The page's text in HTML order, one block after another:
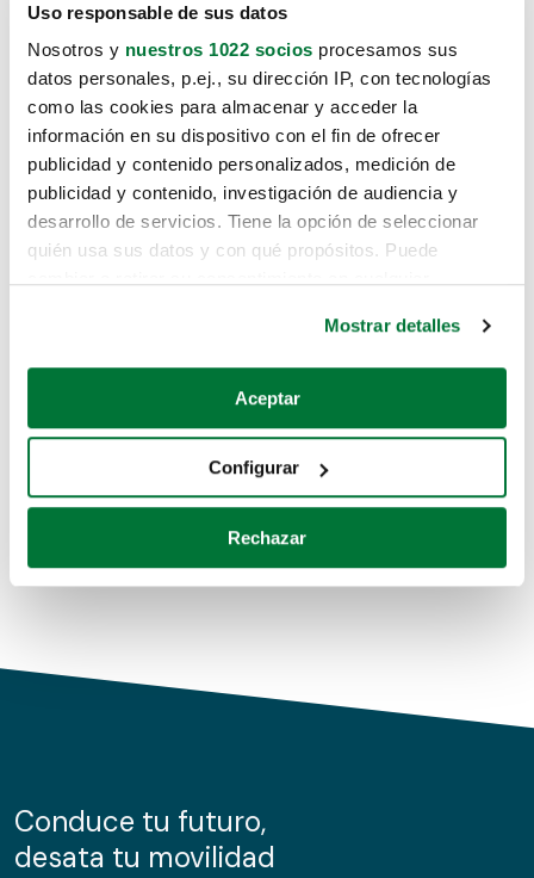
Uso responsable de sus datos
Nosotros y nuestros 1022 socios procesamos sus
datos personales, p.ej., su dirección IP, con tecnologías
como las cookies para almacenar y acceder la
información en su dispositivo con el fin de ofrecer
publicidad y contenido personalizados, medición de
publicidad y contenido, investigación de audiencia y
desarrollo de servicios. Tiene la opción de seleccionar
quién usa sus datos y con qué propósitos. Puede
Si lo permite, también quisiéramos:
Recopilar información sobre su ubicación geográfica
Identificar su dispositivo analizándolo activamente
para buscar características específicas (huellas
Obtenga más información sobre cómo se procesan sus
de cookies.
información sobre el uso que haga del sitio web con
nuestros partners de redes sociales, publicidad y análisis
Mostrar detalles
Aceptar
Configurar
Rechazar
Lo sentimos, no sabemos como
te hemos traido hasta aquí.
Pero puedes encontrar el coche que estás
buscando en alguno de estos enlaces:
Coches de segunda mano
Coches de km0
Conduce tu futuro,
desata tu movilidad